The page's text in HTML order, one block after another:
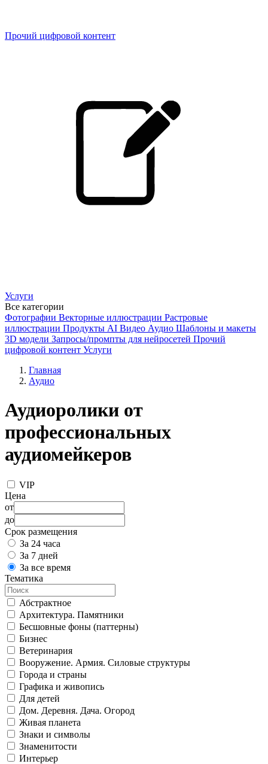
Прочий цифровой контент
Услуги
Все категории
Фотографии Векторные иллюстрации Растровые
иллюстрации Продукты AI Видео Аудио Шаблоны и макеты
3D модели Запросы/промпты для нейросетей Прочий
цифровой контент Услуги
Главная
Аудио
Аудиоролики от
профессиональных
аудиомейкеров
VIP
Цена
от
до
Срок размещения
За 24 часа
За 7 дней
За все время
Тематика
Абстрактное
Архитектура. Памятники
Бесшовные фоны (паттерны)
Бизнес
Ветеринария
Вооружение. Армия. Силовые структуры
Города и страны
Графика и живопись
Для детей
Дом. Деревня. Дача. Огород
Живая планета
Знаки и символы
Знаменитости
Интерьер